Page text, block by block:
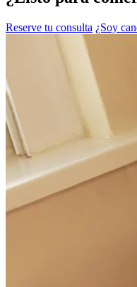
Reserve tu consulta ¿Soy